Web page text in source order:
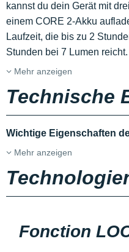
kannst du dein Gerät mit
einem CORE 2-Akku
Laufzeit, die bis zu 2
Stunden bei 7 Lumen reicht.
Mehr anzeigen
Technische
Wichtige Eigenschaften
Mehr anzeigen
Fonction